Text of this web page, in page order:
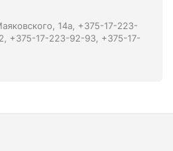
14а, +375-17-223-
+375-17-223-92-93, +375-17-